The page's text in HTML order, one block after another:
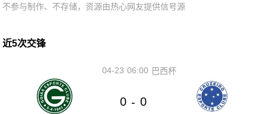
不参与制作、不存储，资源由热心网友提供信号源
近5次交锋
06:00
04-23 巴西杯
0 - 0